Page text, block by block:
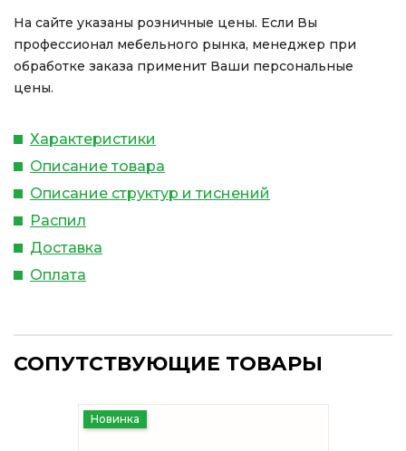
На сайте указаны розничные цены. Если Вы
профессионал мебельного рынка, менеджер при
обработке заказа применит Ваши персональные
цены.
Характеристики
Описание товара
Описание структур и тиснений
Распил
Доставка
Оплата
СОПУТСТВУЮЩИЕ ТОВАРЫ
Новинка